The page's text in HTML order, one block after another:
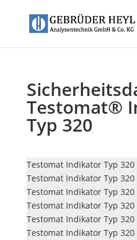
Testomat®
Typ 320
Testomat Indikator Typ
Testomat Indikator Typ
Testomat Indikator Typ
Testomat Indikator Typ
Testomat Indikator Typ
Testomat Indikator Typ